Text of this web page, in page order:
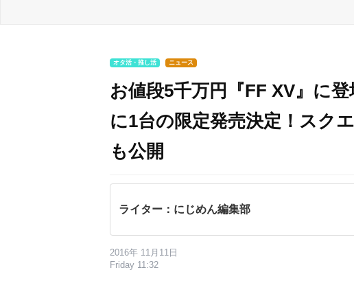
オタ活・推し活 ニュース
お値段5千万円『FF XV』に
に1台の限定発売決定！スク
も公開
ライター：にじめん編集部
2016年 11月11日
Friday 11:32